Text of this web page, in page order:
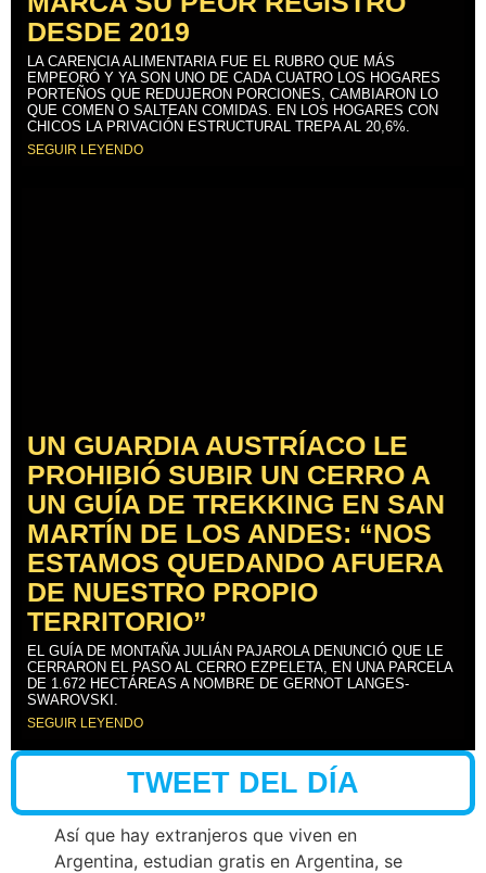
DESDE 2019
LA CARENCIA ALIMENTARIA FUE EL RUBRO QUE MÁS
EMPEORÓ Y YA SON UNO DE CADA CUATRO LOS HOGARES
PORTEÑOS QUE REDUJERON PORCIONES, CAMBIARON LO
QUE COMEN O SALTEAN COMIDAS. EN LOS HOGARES CON
CHICOS LA PRIVACIÓN ESTRUCTURAL TREPA AL 20,6%.
SEGUIR LEYENDO
UN GUARDIA AUSTRÍACO LE
PROHIBIÓ SUBIR UN CERRO A
UN GUÍA DE TREKKING EN SAN
MARTÍN DE LOS ANDES: “NOS
ESTAMOS QUEDANDO AFUERA
DE NUESTRO PROPIO
TERRITORIO”
EL GUÍA DE MONTAÑA JULIÁN PAJAROLA DENUNCIÓ QUE LE
CERRARON EL PASO AL CERRO EZPELETA, EN UNA PARCELA
DE 1.672 HECTÁREAS A NOMBRE DE GERNOT LANGES-
SWAROVSKI.
SEGUIR LEYENDO
TWEET DEL DÍA
Así que hay extranjeros que viven en
Argentina, estudian gratis en Argentina, se